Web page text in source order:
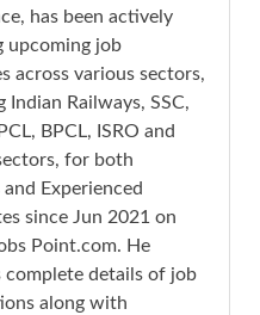
has been actively
upcoming job
across various sectors,
Indian Railways, SSC,
BPCL, ISRO and
for both
and Experienced
since Jun 2021 on
Point.com. He
complete details of job
along with